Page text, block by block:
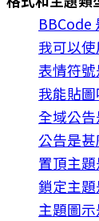
BBCode
我可以
表情符號
我能貼圖
全域公
公告是甚
置頂主
鎖定主題
主題圖